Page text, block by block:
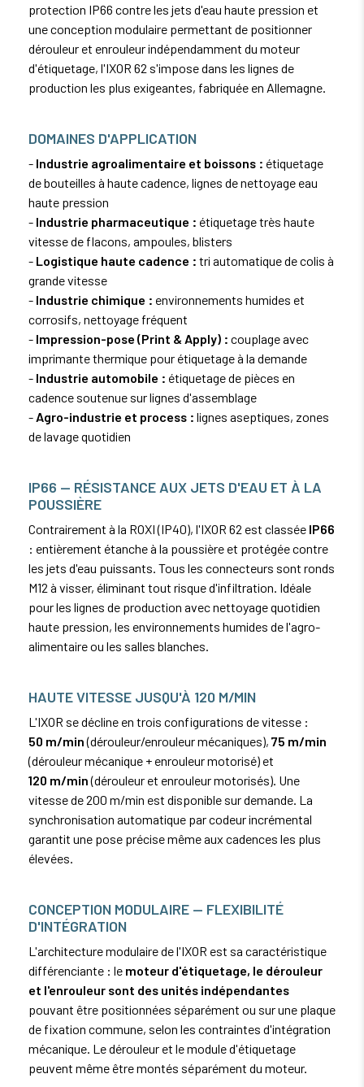
protection IP66 contre les jets d'eau haute pression et
une conception modulaire permettant de positionner
dérouleur et enrouleur indépendamment du moteur
d'étiquetage, l'IXOR 62 s'impose dans les lignes de
production les plus exigeantes, fabriquée en Allemagne.
DOMAINES D'APPLICATION
- Industrie agroalimentaire et boissons : étiquetage
de bouteilles à haute cadence, lignes de nettoyage eau
haute pression
- Industrie pharmaceutique : étiquetage très haute
vitesse de flacons, ampoules, blisters
- Logistique haute cadence : tri automatique decolis à
grande vitesse
- Industrie chimique : environnements humides et
corrosifs, nettoyage fréquent
- Impression-pose (Print & Apply) : couplage avec
imprimante thermique pour étiquetage à la demande
- Industrie automobile : étiquetage de pièces en
cadence soutenue sur lignes d'assemblage
- Agro-industrie et process : lignes aseptiques, zones
de lavage quotidien
IP66 — RÉSISTANCE AUX JETS D'EAU ET À LA
POUSSIÈRE
Contrairement à la ROXI (IP40), l'IXOR 62 est classée IP66
: entièrement étanche à la poussière et protégée contre
les jets d'eau puissants. Tous les connecteurs sont ronds
M12 à visser, éliminant tout risque d'infiltration. Idéale
pour les lignes de production avec nettoyage quotidien
haute pression, les environnements humides de l'agro-
alimentaire ou les salles blanches.
HAUTE VITESSE JUSQU'À 120 M/MIN
L'IXOR se décline en trois configurations de vitesse :
50 m/min(dérouleur/enrouleur mécaniques), 75 m/min
(dérouleur mécanique + enrouleur motorisé) et
120 m/min(dérouleur et enrouleur motorisés). Une
vitesse de 200 m/min est disponible sur demande. La
synchronisation automatique par codeur incrémental
garantit une pose précise même aux cadences les plus
élevées.
CONCEPTION MODULAIRE — FLEXIBILITÉ
D'INTÉGRATION
L'architecture modulaire de l'IXOR est sa caractéristique
différenciante : le moteur d'étiquetage, le dérouleur
et l'enrouleur sont des unités indépendantes
pouvant être positionnées séparément ou sur une plaque
de fixation commune, selon les contraintes d'intégration
mécanique. Le dérouleur et le module d'étiquetage
peuvent même être montés séparément du moteur.